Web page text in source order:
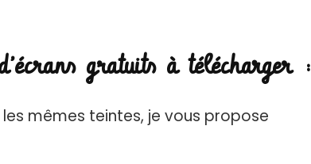
gratuits à télécharger :
mêmes teintes, je vous propose